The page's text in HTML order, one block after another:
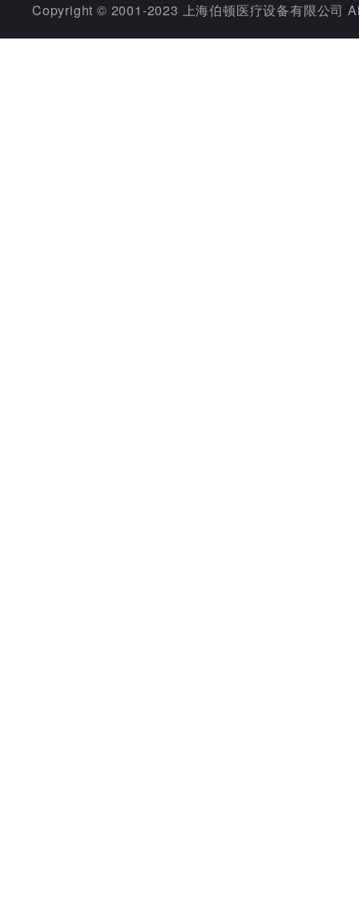
Copyright © 2001-2023 上海伯顿医疗设备有限公